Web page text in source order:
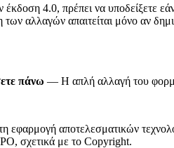
4.0, πρέπει να υποδείξετε εάν
των αλλαγών απαιτείται μόνο αν
πάνω — Η απλή αλλαγή του
εφαρμογή αποτελεσματικών
σχετικά με το Copyright.